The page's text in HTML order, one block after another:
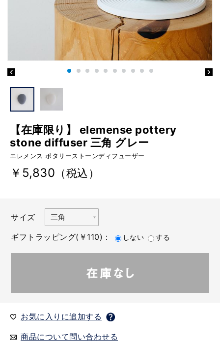
【在庫限り】 elemense pottery
stone diffuser 三角 グレー
エレメンス ポタリーストーンディフューザー
￥5,830 （税込）
サイズ
ギフトラッピング(￥110)：
しない する
お気に入りに追加する
商品について問い合わせる